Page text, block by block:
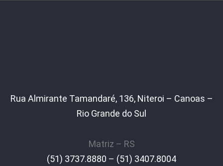
Rua Almirante Tamandaré, 136, Niteroi – Canoas –
Rio Grande do Sul
Matriz – RS
(51) 3737.8880 – (51) 3407.8004